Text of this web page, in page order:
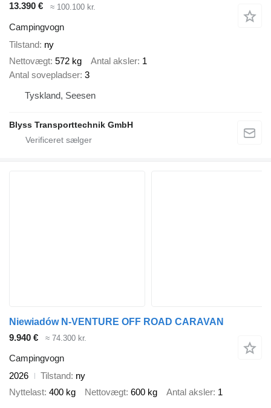
13.390 €
≈ 100.100 kr.
Campingvogn
Tilstand ny
Nettovægt 572 kg Antal aksler 1
Antal sovepladser 3
Tyskland, Seesen
Blyss Transporttechnik GmbH
Niewiadów N-VENTURE OFF ROAD CARAVAN
9.940 €
≈ 74.300 kr.
Campingvogn
2026
Tilstand ny
Nyttelast 400 kg Nettovægt 600 kg Antal aksler 1